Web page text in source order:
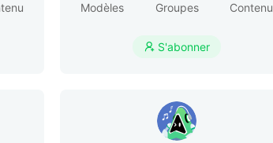
Modèles
Groupes
Contenu
 S'abonner